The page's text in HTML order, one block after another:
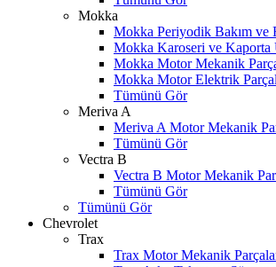
Mokka
Mokka Periyodik Bakım ve
Mokka Karoseri ve Kaporta
Mokka Motor Mekanik
Mokka Motor Elektrik
Tümünü Gör
Meriva A
Meriva A Motor Mekanik
Tümünü Gör
Vectra B
Vectra B Motor Mekanik
Tümünü Gör
Tümünü Gör
Chevrolet
Trax
Trax Motor Mekanik